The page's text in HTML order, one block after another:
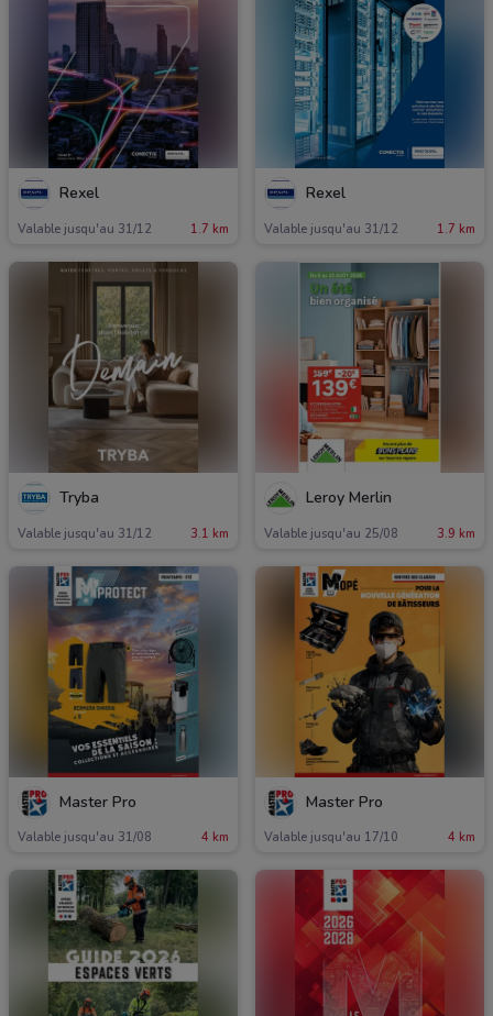
Rexel
Valable jusqu'au 31/12 1.7 km
Rexel
Valable jusqu'au 31/12 1.7 km
Tryba
Valable jusqu'au 31/12 3.1 km
Leroy Merlin
Valable jusqu'au 25/08 3.9 km
Master Pro
Valable jusqu'au 31/08 4 km
Master Pro
Valable jusqu'au 17/10 4 km